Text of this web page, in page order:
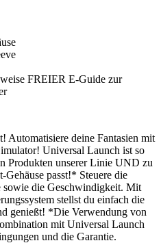
FREIER E-Guide zur
Automatisiere deine Fantasien mit
Universal Launch ist so
Produkten unserer Linie UND zu
passt!* Steuere die
sowie die Geschwindigkeit. Mit
stellst du einfach die
genießt! *Die Verwendung von
mit Universal Launch
und die Garantie.